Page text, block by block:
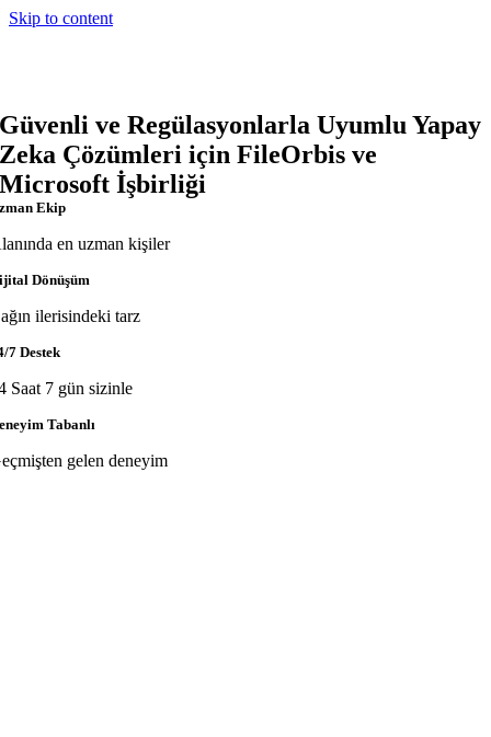
Skip to content
Güvenli ve Regülasyonlarla Uyumlu Yapay
Zeka Çözümleri için FileOrbis ve
Microsoft İşbirliği
Ekip
en uzman kişiler
Dönüşüm
ilerisindeki tarz
7 Destek
Saat 7 gün sizinle
Tabanlı
gelen deneyim